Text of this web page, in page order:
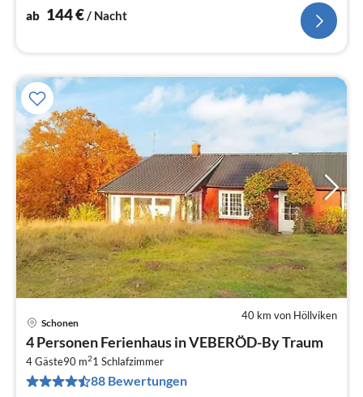
Kühl-/Gefrierkombination)
ab 144€/ Nacht
40 km von Höllviken
Schonen
4 Personen Ferienhaus in VEBERÖD-By Traum
4 Gäste90 m21 Schlafzimmer
88 Bewertungen